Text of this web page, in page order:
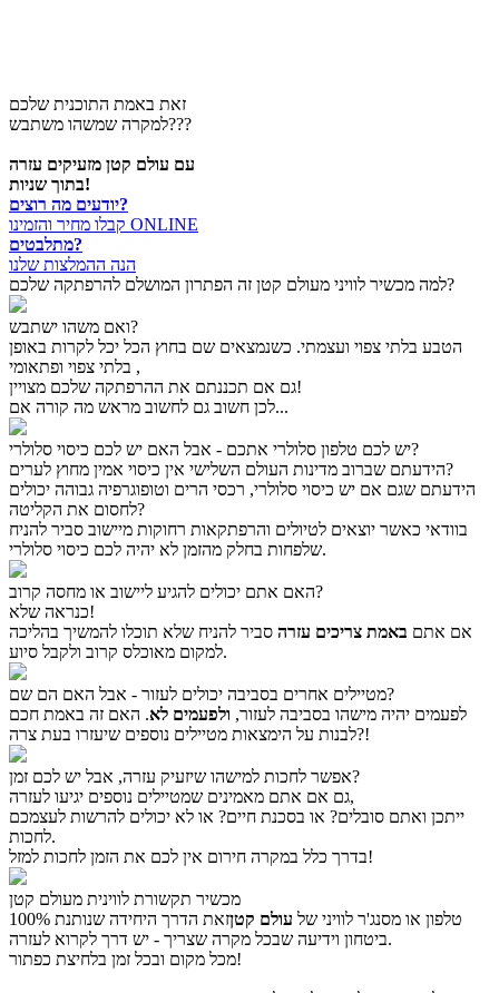
זאת באמת התוכנית שלכם
למקרה שמשהו משתבש???
עם עולם קטן מזעיקים עזרה
בתוך שניות!
יודעים מה רוצים?
קבלו מחיר והזמינו ONLINE
מתלבטים?
הנה ההמלצות שלנו
למה מכשיר לוויני מעולם קטן זה הפתרון המושלם להרפתקה שלכם?
ואם משהו ישתבש?
הטבע בלתי צפוי ועצמתי. כשנמצאים שם בחוץ הכל יכל לקרות באופן
בלתי צפוי ופתאומי ,
גם אם תכננתם את ההרפתקה שלכם מצויין!
לכן חשוב גם לחשוב מראש מה קורה אם...
יש לכם טלפון סלולרי אתכם - אבל האם יש לכם כיסוי סלולרי?
הידעתם שברוב מדינות העולם השלישי אין כיסוי אמין מחוץ לערים?
הידעתם שגם אם יש כיסוי סלולרי, רכסי הרים וטופוגרפיה גבוהה יכולים
לחסום את הקליטה?
בוודאי כאשר יוצאים לטיולים והרפתקאות רחוקות מיישוב סביר להניח
שלפחות בחלק מהזמן לא יהיה לכם כיסוי סלולרי.
האם אתם יכולים להגיע ליישוב או מחסה קרוב?
כנראה שלא!
אם אתם באמת צריכים עזרה סביר להניח שלא תוכלו להמשיך בהליכה
למקום מאוכלס קרוב ולקבל סיוע.
מטיילים אחרים בסביבה יכולים לעזור - אבל האם הם שם?
לפעמים יהיה מישהו בסביבה לעזור, ולפעמים לא. האם זה באמת חכם
לבנות על הימצאות מטיילים נוספים שיעזרו בעת צרה?!
אפשר לחכות למישהו שיזעיק עזרה, אבל יש לכם זמן?
גם אם אתם מאמינים שמטיילים נוספים יגיעו לעזרה,
ייתכן ואתם סובלים? או בסכנת חיים? או לא יכולים להרשות לעצמכם
לחכות.
בדרך כלל במקרה חירום אין לכם את הזמן לחכות למזל!
מכשיר תקשורת לווינית מעולם קטן
טלפון או מסנג'ר לוויני של עולם קטן
זאת הדרך היחידה שנותנת 100%
ביטחון וידיעה שבכל מקרה שצריך - יש דרך לקרוא לעזרה.
מכל מקום ובכל זמן בלחיצת כפתור!